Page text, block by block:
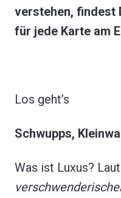
verstehen, findest
für jede Karte am
Los geht’s
Schwupps,
Was ist Luxus?